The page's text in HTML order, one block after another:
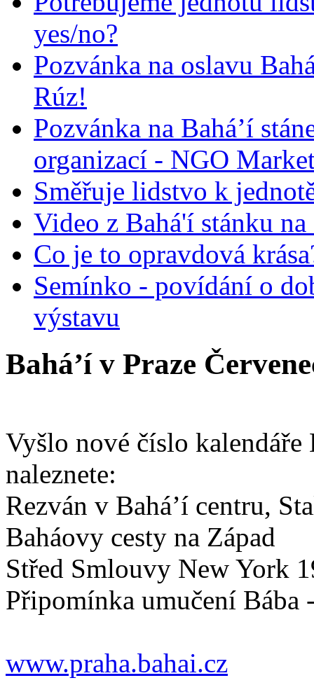
yes/no?
Pozvánka na oslavu
Rúz!
Pozvánka na Bahá’í
organizací - NGO
Směřuje lidstvo k
Video z Bahá'í stánku
Co je to opravdová
Semínko - povídání o
výstavu
Bahá’í v Praze
Vyšlo nové číslo kalendáře
naleznete:
Rezván v Bahá’í centru,
Baháovy cesty na Západ
Střed Smlouvy New York
Připomínka umučení Bába
www.praha.bahai.cz